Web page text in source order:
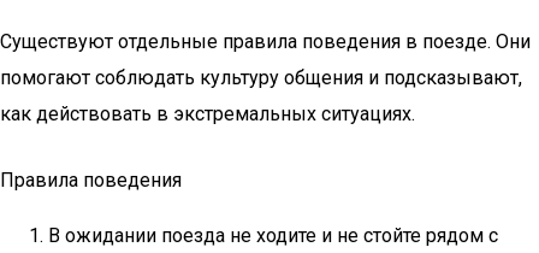
Существуют отдельные правила поведения в поезде. Они
помогают соблюдать культуру общения и подсказывают,
как действовать в экстремальных ситуациях.
Правила поведения
В ожидании поезда не ходите и не стойте рядом с